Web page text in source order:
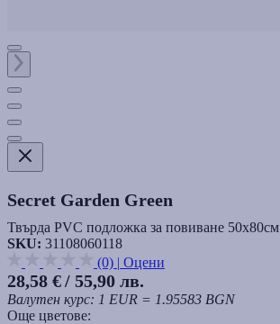
Secret Garden Green
Твърда PVC подложка за повиване 50х80см
SKU: 31108060118
(0) | Оцени
28,58 €/ 55,90 лв.
Валутен курс: 1 EUR = 1.95583 BGN
Още цветове: